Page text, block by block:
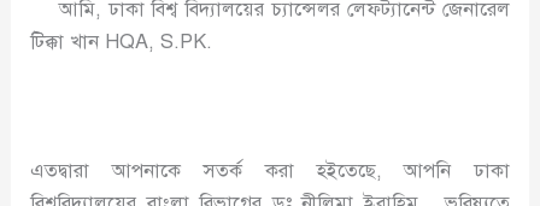
আমি, ঢাকা বিশ্ব বিদ্যালয়ের চ্যান্সেলর লেফট্যানেন্ট জেনারেল
টিক্কা খান HQA, S.PK.
এতদ্বারা আপনাকে সতর্ক করা হইতেছে, আপনি ঢাকা